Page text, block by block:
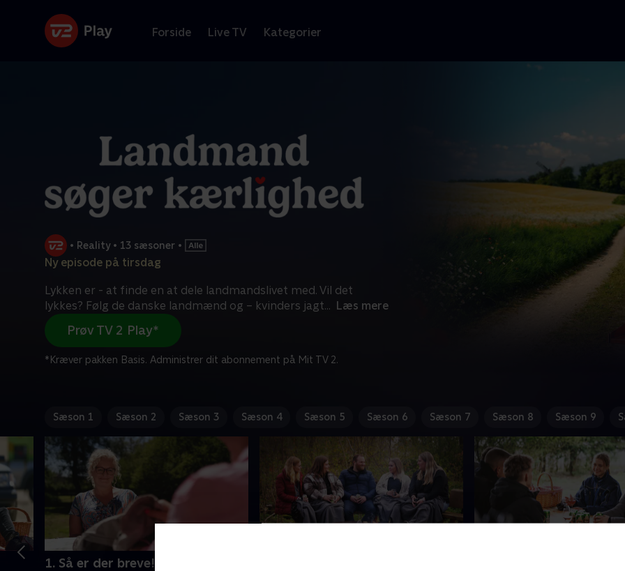
Forside Live TV Kategorier
• Reality • 13 sæsoner •
Ny episode på tirsdag
Lykken er - at finde en at dele landmandslivet med. Vil det
lykkes? Følg de danske landmænd og – kvinders jagt... Læs mere
Prøv TV 2 Play*
*Kræver pakken Basis. Administrer dit abonnement på Mit TV 2.
Sæson 1 Sæson 2 Sæson 3 Sæson 4 Sæson 5 Sæson 6 Sæson 7 Sæson 8 Sæson 9
1. Så er der breve!